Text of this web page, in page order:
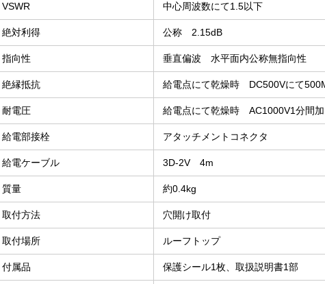
VSWR 中心周波数にて1.5以下
絶対利得 公称 2.15dB
指向性 垂直偏波 水平面内公称無指向性
絶縁抵抗 給電点にて乾燥時 DC500Vにて
耐電圧 給電点にて乾燥時 AC1000V1分間加
給電部接栓 アタッチメントコネクタ
給電ケーブル 3D-2V 4m
質量 約0.4kg
取付方法 穴開け取付
取付場所 ルーフトップ
付属品 保護シール1枚、取扱説明書1部